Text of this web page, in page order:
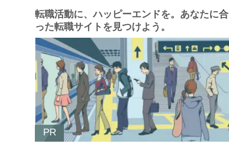
転職活動に、ハッピーエンドを。あなたに合
った転職サイトを見つけよう。
PR